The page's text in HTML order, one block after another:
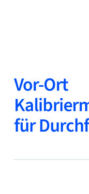
Suche...
Produkte
Vor-Ort
für